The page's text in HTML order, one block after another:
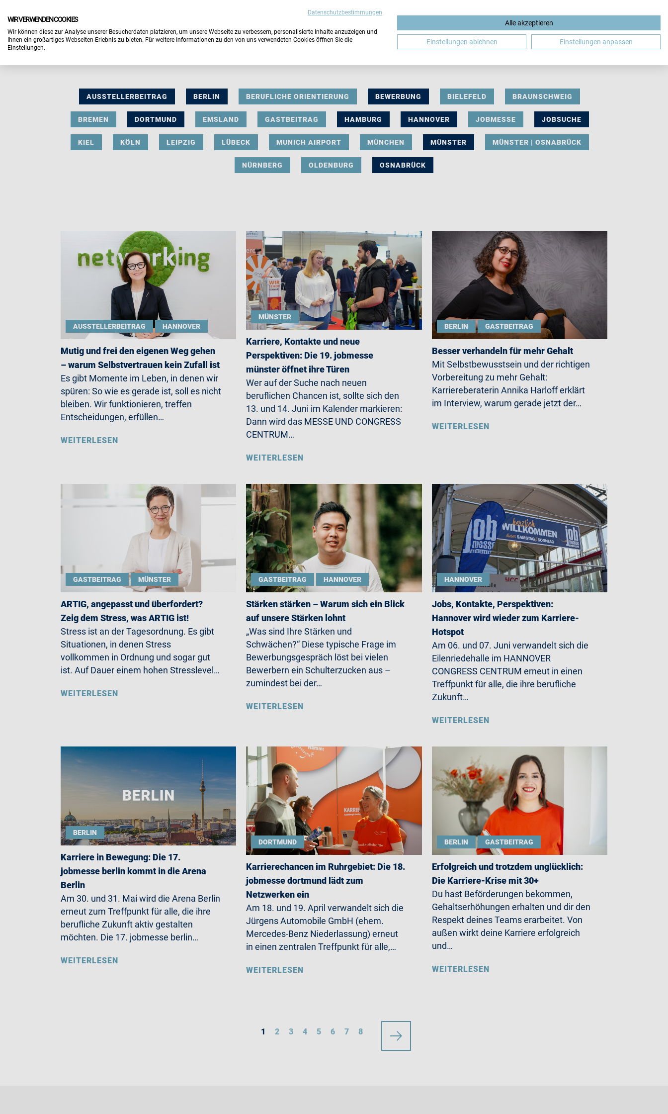
DE
AUSSTELLERBEITRAG BERLIN BERUFLICHE ORIENTIERUNG BEWERBUNG BIELEFELD BRAUNSCHWEIG
BREMEN DORTMUND EMSLAND GASTBEITRAG HAMBURG HANNOVER JOBMESSE JOBSUCHE
KIEL KÖLN LEIPZIG LÜBECK MUNICH AIRPORT MÜNCHEN MÜNSTER MÜNSTER | OSNABRÜCK
NÜRNBERG OLDENBURG OSNABRÜCK
AUSSTELLERBEITRAG HANNOVER
Mutig und frei den eigenen Weg gehen
– warum Selbstvertrauen kein Zufall ist
Es gibt Momente im Leben, in denen wir
spüren: So wie es gerade ist, soll es nicht
bleiben. Wir funktionieren, treffen
Entscheidungen, erfüllen…
WEITERLESEN
MÜNSTER
Karriere, Kontakte und neue
Perspektiven: Die 19. jobmesse
münster öffnet ihre Türen
Wer auf der Suche nach neuen
beruflichen Chancen ist, sollte sich den
13. und 14. Juni im Kalender markieren:
Dann wird das MESSE UND CONGRESS
CENTRUM…
WEITERLESEN
BERLIN GASTBEITRAG
Besser verhandeln für mehr Gehalt
Mit Selbstbewusstsein und der richtigen
Vorbereitung zu mehr Gehalt:
Karriereberaterin Annika Harloff erklärt
im Interview, warum gerade jetzt der…
WEITERLESEN
GASTBEITRAG MÜNSTER
ARTIG, angepasst und überfordert?
Zeig dem Stress, was ARTIG ist!
Stress ist an der Tagesordnung. Es gibt
Situationen, in denen Stress
vollkommen in Ordnung und sogar gut
ist. Auf Dauer einem hohen Stresslevel…
WEITERLESEN
GASTBEITRAG HANNOVER
Stärken stärken – Warum sich ein Blick
auf unsere Stärken lohnt
„Was sind Ihre Stärken und
Schwächen?“ Diese typische Frage im
Bewerbungsgespräch löst bei vielen
Bewerbern ein Schulterzucken aus –
zumindest bei der…
WEITERLESEN
HANNOVER
Jobs, Kontakte, Perspektiven:
Hannover wird wieder zum Karriere-
Hotspot
Am 06. und 07. Juni verwandelt sich die
Eilenriedehalle im HANNOVER
CONGRESS CENTRUM erneut in einen
Treffpunkt für alle, die ihre berufliche
Zukunft…
WEITERLESEN
BERLIN
Karriere in Bewegung: Die 17.
jobmesse berlin kommt in die Arena
Berlin
Am 30. und 31. Mai wird die Arena Berlin
erneut zum Treffpunkt für alle, die ihre
berufliche Zukunft aktiv gestalten
möchten. Die 17. jobmesse berlin…
WEITERLESEN
DORTMUND
Karrierechancen im Ruhrgebiet: Die 18.
jobmesse dortmund lädt zum
Netzwerken ein
Am 18. und 19. April verwandelt sich die
Jürgens Automobile GmbH (ehem.
Mercedes-Benz Niederlassung) erneut
in einen zentralen Treffpunkt für alle,…
WEITERLESEN
BERLIN GASTBEITRAG
Erfolgreich und trotzdem unglücklich:
Die Karriere-Krise mit 30+
Du hast Beförderungen bekommen,
Gehaltserhöhungen erhalten und dir den
Respekt deines Teams erarbeitet. Von
außen wirkt deine Karriere erfolgreich
und…
WEITERLESEN
1 2 3 4 5 6 7 8
Datenschutzbestimmungen
WIR VERWENDEN COOKIES
Wir können diese zur Analyse unserer Besucherdaten platzieren, um unsere Webseite zu verbessern, personalisierte Inhalte anzuzeigen und
Ihnen ein großartiges Webseiten-Erlebnis zu bieten. Für weitere Informationen zu den von uns verwendeten Cookies öffnen Sie die
Einstellungen.
Alle akzeptieren
Einstellungen ablehnen Einstellungen anpassen